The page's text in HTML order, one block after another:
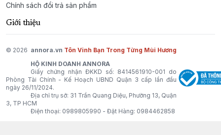
Chính sách đổi trả sản phẩm
Giới thiệu
© 2026 annora.vn Tôn Vinh Bạn Trong Từng Mùi Hương
HỘ KINH DOANH ANNORA
Giấy chứng nhận ĐKKD số: 8414561910-001 do
Phòng Tài Chính - Kế Hoạch UBND Quận 3 cấp lần đầu
ngày 26/11/2024.
Địa chỉ trụ sở: 31 Trần Quang Diệu, Phường 13, Quận
3, TP HCM
Điện thoại: 0989805990 - Đặt Hàng: 0984462858